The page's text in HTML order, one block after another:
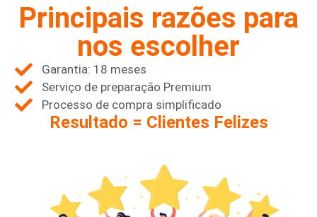
Principais razões para
nos escolher
Garantia: 18 meses
Serviço de preparação Premium
Processo de compra simplificado
Resultado = Clientes Felizes